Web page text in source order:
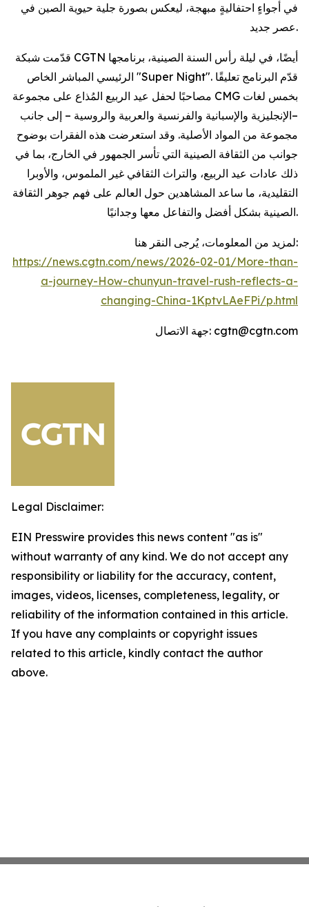
في أجواءٍ احتفاليةٍ مبهجة، ليعكس بصورة جلية حيوية الصين في
عصر جديد.
قدّمت شبكة CGTN أيضًا، في ليلة رأس السنة الصينية، برنامجها
الرئيسي المباشر الخاص "Super Night". قدّم البرنامج تعليقًا
مصاحبًا لحفل عيد الربيع المُذاع على مجموعة CMG بخمس لغات
–الإنجليزية والإسبانية والفرنسية والعربية والروسية – إلى جانب
مجموعة من المواد الأصلية. وقد استعرضت هذه الفقرات بوضوح
جوانب من الثقافة الصينية التي تأسر الجمهور في الخارج، بما في
ذلك عادات عيد الربيع، والتراث الثقافي غير الملموس، والأوبرا
التقليدية، ما ساعد المشاهدين حول العالم على فهم جوهر الثقافة
الصينية بشكل أفضل والتفاعل معها وجدانيًا.
لمزيد من المعلومات، يُرجى النقر هنا:
https://news.cgtn.com/news/2026-02-01/More-than-
a-journey-How-chunyun-travel-rush-reflects-a-
changing-China-1KptvLAeFPi/p.html
جهة الاتصال: cgtn@cgtn.com
Legal Disclaimer:
EIN Presswire provides this news content "as is"
without warranty of any kind. We do not accept any
responsibility or liability for the accuracy, content,
images, videos, licenses, completeness, legality, or
reliability of the information contained in this article.
If you have any complaints or copyright issues
related to this article, kindly contact the author
above.